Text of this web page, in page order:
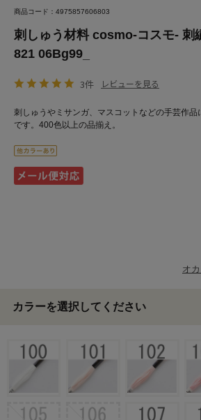
商品コード：4975857606803
刺しゅう材料 cosmo-コスモ- 刺
821 06Bg99_
3件 レビューを見る
刺しゅうやミサンガ、マスコットなどの手芸作
です。400色以上の品揃え。
オ
カラーを選択してください